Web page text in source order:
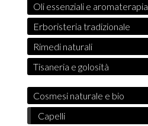
Oli essenziali e aromaterapia
Erboristeria tradizionale
Rimedi naturali
Tisaneria e golosità
Cosmesi naturale e bio
Capelli